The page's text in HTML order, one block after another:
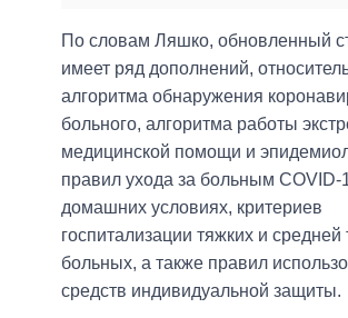
По словам Ляшко, обновленный
имеет ряд дополнений,
алгоритма обнаружения
больного, алгоритма работы
медицинской помощи и
правил ухода за больным COVID-
домашних условиях, критериев
госпитализации тяжких и средней
больных, а также правил
средств индивидуальной защиты.